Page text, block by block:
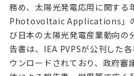
務め、太陽光発電応用に関す
Photovoltaic Applications」の
び日本の太陽光発電産業動向の
告書は、IEA PVPSが公刊した
ウンロードされており、政府審